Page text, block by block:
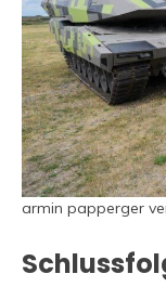
armin papperger